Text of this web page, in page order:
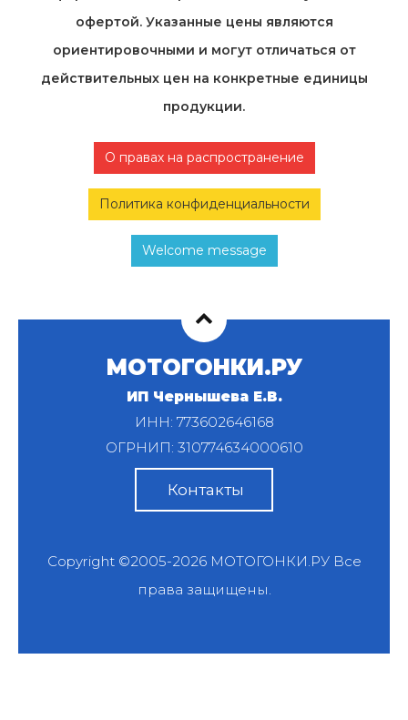
офертой. Указанные цены являются
ориентировочными и могут отличаться от
действительных цен на конкретные единицы
продукции.
О правах на распространение
Политика конфиденциальности
Welcome message
МОТОГОНКИ.РУ
ИП Чернышева Е.В.
ИНН: 773602646168
ОГРНИП: 310774634000610
Контакты
Copyright ©2005-2026 МОТОГОНКИ.РУВсе
права защищены.